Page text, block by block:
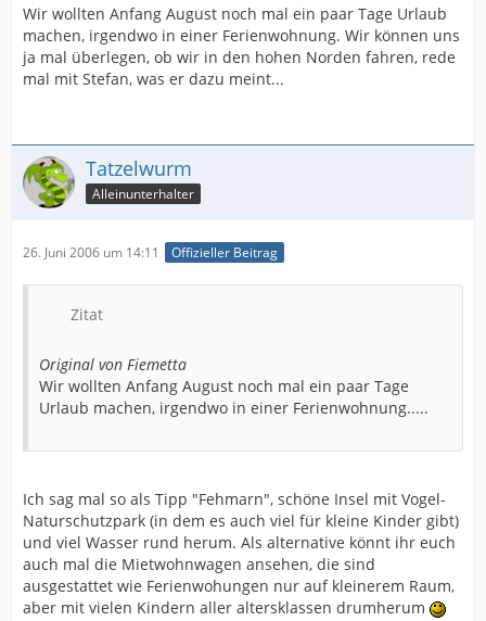
Wir wollten Anfang August noch mal ein paar Tage Urlaub
machen, irgendwo in einer Ferienwohnung. Wir können uns
ja mal überlegen, ob wir in den hohen Norden fahren, rede
mal mit Stefan, was er dazu meint...
Tatzelwurm
Alleinunterhalter
26. Juni 2006 um 14:11 Offizieller Beitrag
Zitat
Original von Fiemetta
Wir wollten Anfang August noch mal ein paar Tage
Urlaub machen, irgendwo in einer Ferienwohnung.....
Ich sag mal so als Tipp "Fehmarn", schöne Insel mit Vogel-
Naturschutzpark (in dem es auch viel für kleine Kinder gibt)
und viel Wasser rund herum. Als alternative könnt ihr euch
auch mal die Mietwohnwagen ansehen, die sind
ausgestattet wie Ferienwohungen nur auf kleinerem Raum,
aber mit vielen Kindern aller altersklassen drumherum